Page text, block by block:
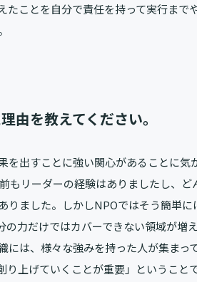
ことを自分で責任を持って実行まで
由を教えてください。
出すことに強い関心があることに気
もリーダーの経験はありましたし、ど
りました。しかしNPOではそう簡単に
力だけではカバーできない領域が増
は、様々な強みを持った人が集まっ
上げていくことが重要」ということで